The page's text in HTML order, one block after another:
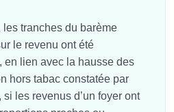
les tranches du barème
le revenu ont été
en lien avec la hausse des
hors tabac constatée par
si les revenus d’un foyer ont